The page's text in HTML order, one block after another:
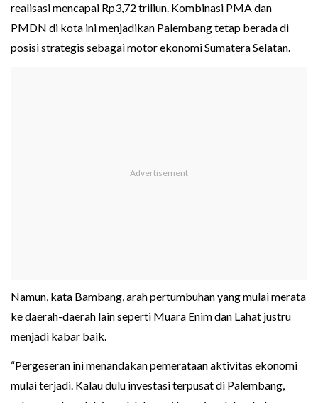
realisasi mencapai Rp3,72 triliun. Kombinasi PMA dan
PMDN di kota ini menjadikan Palembang tetap berada di
posisi strategis sebagai motor ekonomi Sumatera Selatan.
Namun, kata Bambang, arah pertumbuhan yang mulai merata
ke daerah-daerah lain seperti Muara Enim dan Lahat justru
menjadi kabar baik.
“Pergeseran ini menandakan pemerataan aktivitas ekonomi
mulai terjadi. Kalau dulu investasi terpusat di Palembang,